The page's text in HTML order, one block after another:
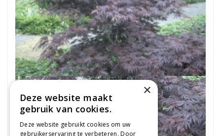
×
Deze website maakt
gebruik van cookies.
Deze website gebruikt cookies om uw
gebruikerservaring te verbeteren. Door